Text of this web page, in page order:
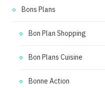
Bons Plans
Bon Plan Shopping
Bon Plans Cuisine
Bonne Action